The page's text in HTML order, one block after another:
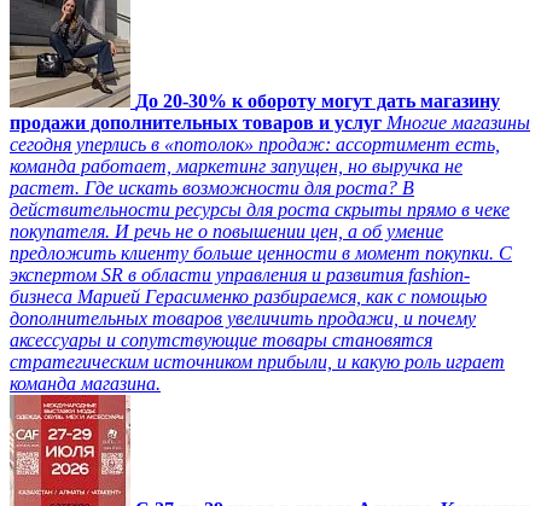
До 20-30% к обороту могут дать магазину
продажи дополнительных товаров и услуг Многие магазины
сегодня уперлись в «потолок» продаж: ассортимент есть,
команда работает, маркетинг запущен, но выручка не
растет. Где искать возможности для роста? В
действительности ресурсы для роста скрыты прямо в чеке
покупателя. И речь не о повышении цен, а об умение
предложить клиенту больше ценности в момент покупки. С
экспертом SR в области управления и развития fashion-
бизнеса Марией Герасименко разбираемся, как с помощью
дополнительных товаров увеличить продажи, и почему
аксессуары и сопутствующие товары становятся
стратегическим источником прибыли, и какую роль играет
команда магазина.